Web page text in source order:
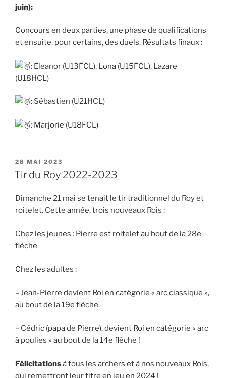
juin):
Concours en deux parties, une phase de qualifications
et ensuite, pour certains, des duels. Résultats finaux :
: Eleanor (U13FCL), Lona (U15FCL), Lazare
(U18HCL)
: Sébastien (U21HCL)
: Marjorie (U18FCL)
PUBLIÉ
LE
28 MAI 2023
Tir du Roy 2022-2023
Dimanche 21 mai se tenait le tir traditionnel du Roy et
roitelet. Cette année, trois nouveaux Rois :
Chez les jeunes : Pierre est roitelet au bout de la 28e
flèche
Chez les adultes :
– Jean-Pierre devient Roi en catégorie « arc classique »,
au bout de la 19e flèche,
– Cédric (papa de Pierre), devient Roi en catégorie « arc
à poulies » au bout de la 14e flèche !
Félicitationsà tous les archers et à nos nouveaux Rois,
qui remettront leur titre en jeu en 2024 !